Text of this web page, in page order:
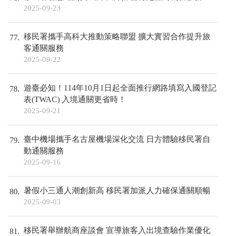
2025-09-23
77
移民署攜手高科大推動策略聯盟 擴大實習合作提升旅
客通關服務
2025-09-22
78
遊臺必知！114年10月1日起全面推行網路填寫入國登記
表(TWAC) 入境通關更省時！
2025-09-21
79
臺中機場攜手名古屋機場深化交流 日方體驗移民署自
動通關服務
2025-09-16
80 暑假小三通人潮創新高 移民署加派人力確保通關順暢
2025-09-03
81
移民署舉辦航商座談會 宣導旅客入出境查驗作業優化